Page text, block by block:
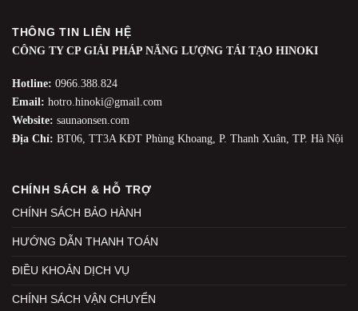
THÔNG TIN LIÊN HỆ
CÔNG TY CP GIẢI PHÁP NĂNG LƯỢNG TÁI TẠO HINOKI
Hotline: 0966.388.824
Email: hotro.hinoki@gmail.com
Website: saunaonsen.com
Địa Chỉ: BT06, TT3A KĐT Phùng Khoang, P. Thanh Xuân, TP. Hà Nội
CHÍNH SÁCH & HỖ TRỢ
CHÍNH SÁCH BẢO HÀNH
HƯỚNG DẪN THANH TOÁN
ĐIỀU KHOẢN DỊCH VỤ
CHÍNH SÁCH VẬN CHUYỂN